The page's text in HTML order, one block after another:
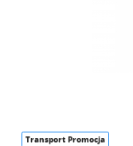
Transport Promocja